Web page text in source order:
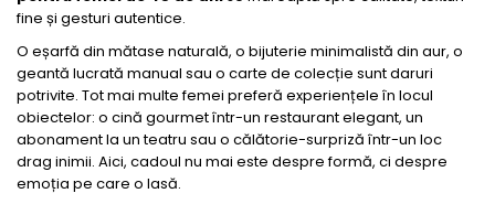
fine și gesturi autentice.
O eșarfă din mătase naturală, o bijuterie minimalistă din aur, o
geantă lucrată manual sau o carte de colecție sunt daruri
potrivite. Tot mai multe femei preferă experiențele în locul
obiectelor: o cină gourmet într-un restaurant elegant, un
abonament la un teatru sau o călătorie-surpriză într-un loc
drag inimii. Aici, cadoul nu mai este despre formă, ci despre
emoția pe care o lasă.